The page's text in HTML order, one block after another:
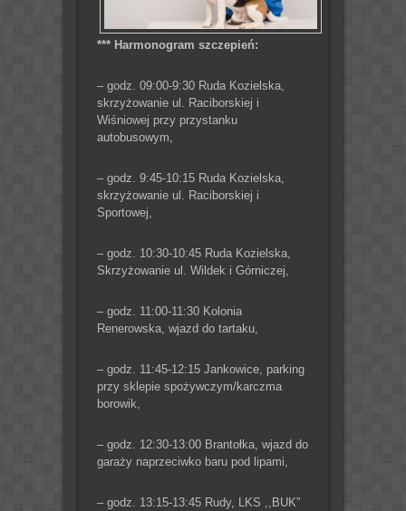
*** Harmonogram szczepień:
– godz. 09:00-9:30 Ruda Kozielska,
skrzyżowanie ul. Raciborskiej i
Wiśniowej przy przystanku
autobusowym,
– godz. 9:45-10:15 Ruda Kozielska,
skrzyżowanie ul. Raciborskiej i
Sportowej,
– godz. 10:30-10:45 Ruda Kozielska,
Skrzyżowanie ul. Wildek i Górniczej,
– godz. 11:00-11:30 Kolonia
Renerowska, wjazd do tartaku,
– godz. 11:45-12:15 Jankowice, parking
przy sklepie spożywczym/karczma
borowik,
– godz. 12:30-13:00 Brantołka, wjazd do
garaży naprzeciwko baru pod lipami,
– godz. 13:15-13:45 Rudy, LKS ,,BUK”